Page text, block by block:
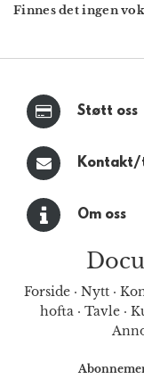
Finnes det ingen
Støtt oss
Kontakt/
Om oss
Forside · Nytt ·
hofta· Tavle·